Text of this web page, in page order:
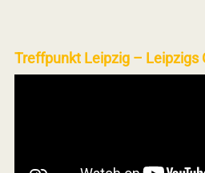
Treffpunkt Leipzig – Leipzigs